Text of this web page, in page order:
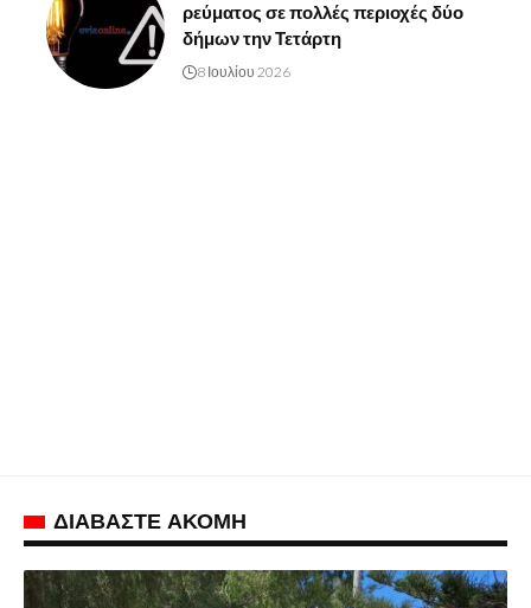
ρεύματος σε πολλές περιοχές δύο
δήμων την Τετάρτη
8 Ιουλίου 2026
ΔΙΑΒΑΣΤΕ ΑΚΟΜΗ